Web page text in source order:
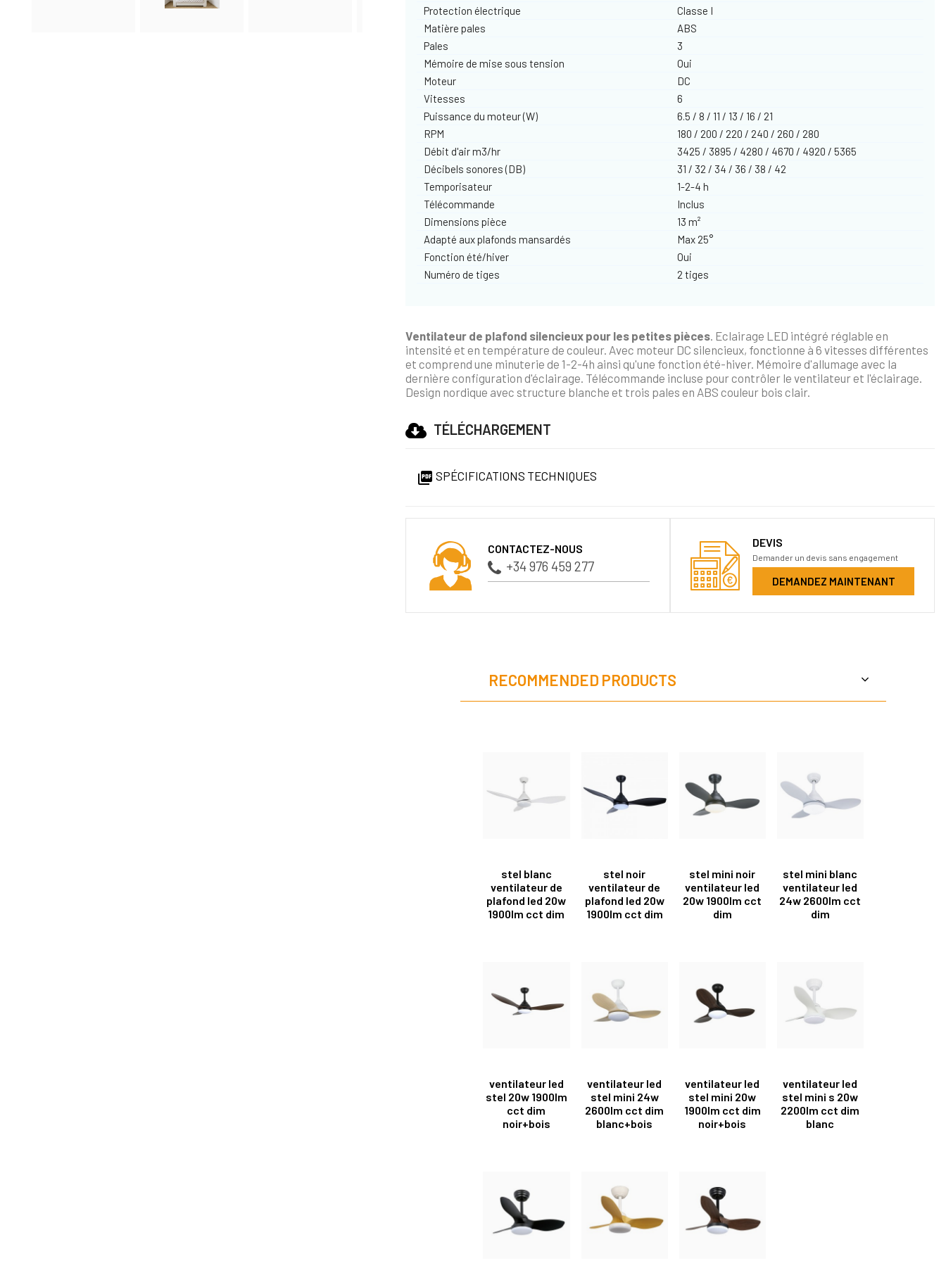
Protection électrique
Classe I
Matière pales
ABS
Pales
3
Mémoire de mise sous tension
Oui
Moteur
DC
Vitesses
6
Puissance du moteur (W)
6.5 / 8 / 11 / 13 / 16 / 21
RPM
180 / 200 / 220 / 240 / 260 / 280
Débit d'air m3/hr
3425 / 3895 / 4280 / 4670 / 4920 / 5365
Décibels sonores (DB)
31 / 32 / 34 / 36 / 38 / 42
Temporisateur
1-2-4 h
Télécommande
Inclus
Dimensions pièce
13 m²
Adapté aux plafonds mansardés
Max 25°
Fonction été/hiver
Oui
Numéro de tiges
2 tiges
Ventilateur de plafond silencieux pour les petites pièces . Eclairage LED intégré réglable en
intensité et en température de couleur. Avec moteur DC silencieux, fonctionne à 6 vitesses différentes
et comprend une minuterie de 1-2-4h ainsi qu'une fonction été-hiver. Mémoire d'allumage avec la
dernière configuration d'éclairage. Télécommande incluse pour contrôler le ventilateur et l'éclairage.
Design nordique avec structure blanche et trois pales en ABS couleur bois clair.
TÉLÉCHARGEMENT
 SPÉCIFICATIONS TECHNIQUES
CONTACTEZ-NOUS
+34 976 459 277
DEVIS
Demander un devis sans engagement
DEMANDEZ MAINTENANT
RECOMMENDED PRODUCTS
stel blanc
ventilateur de
plafond led 20w
1900lm cct dim
stel noir
ventilateur de
plafond led 20w
1900lm cct dim
stel mini noir
ventilateur led
20w 1900lm cct
dim
stel mini blanc
ventilateur led
24w 2600lm cct
dim
ventilateur led
stel 20w 1900lm
cct dim
noir+bois
ventilateur led
stel mini 24w
2600lm cct dim
blanc+bois
ventilateur led
stel mini 20w
1900lm cct dim
noir+bois
ventilateur led
stel mini s 20w
2200lm cct dim
blanc